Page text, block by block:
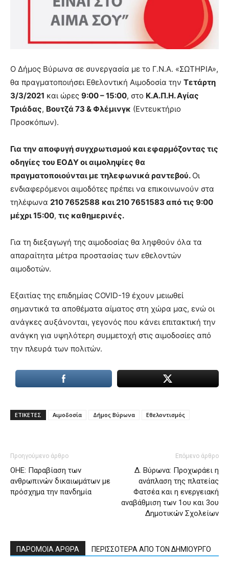
hd
porn
Ο Δήμος Βύρωνα σε συνεργασία με το Γ.Ν.Α. «ΣΩΤΗΡΙΑ»,
θα πραγματοποιήσει Εθελοντική Αιμοδοσία την Τετάρτη
3/3/2021 και ώρες 9:00 – 15:00, στο Κ.Α.Π.Η. Αγίας
Τριάδας, Βουτζά 73 & Φλέμινγκ (Εντευκτήριο
Προσκόπων).
Για την αποφυγή συγχρωτισμού και εφαρμόζοντας τις
οδηγίες του ΕΟΔΥ οι αιμοληψίες θα
πραγματοποιούνται με τηλεφωνικά ραντεβού. Οι
ενδιαφερόμενοι αιμοδότες πρέπει να επικοινωνούν στα
τηλέφωνα 210 7652588 και 210 7651583 από τις 9:00
μέχρι 15:00, τις καθημερινές.
Για τη διεξαγωγή της αιμοδοσίας θα ληφθούν όλα τα
απαραίτητα μέτρα προστασίας των εθελοντών
αιμοδοτών.
Εξαιτίας της επιδημίας COVID-19 έχουν μειωθεί
σημαντικά τα αποθέματα αίματος στη χώρα μας, ενώ οι
ανάγκες αυξάνονται, γεγονός που κάνει επιτακτική την
ανάγκη για υψηλότερη συμμετοχή στις αιμοδοσίες από
την πλευρά των πολιτών.
ΕΤΙΚΕΤΕΣ Αιμοδοσία Δήμος Βύρωνα Εθελοντισμός
Προηγούμενο άρθρο
ΟΗΕ: Παραβίαση των
ανθρωπινών δικαιωμάτων με
πρόσχημα την πανδημία
Επόμενο άρθρο
Δ. Βύρωνα: Προχωράει η
ανάπλαση της πλατείας
Φατσέα και η ενεργειακή
αναβάθμιση των 1ου και 3ου
Δημοτικών Σχολείων
ΠΑΡΟΜΟΙΑ ΑΡΘΡΑ ΠΕΡΙΣΣΟΤΕΡΑ ΑΠΟ ΤΟΝ ΔΗΜΙΟΥΡΓΟ